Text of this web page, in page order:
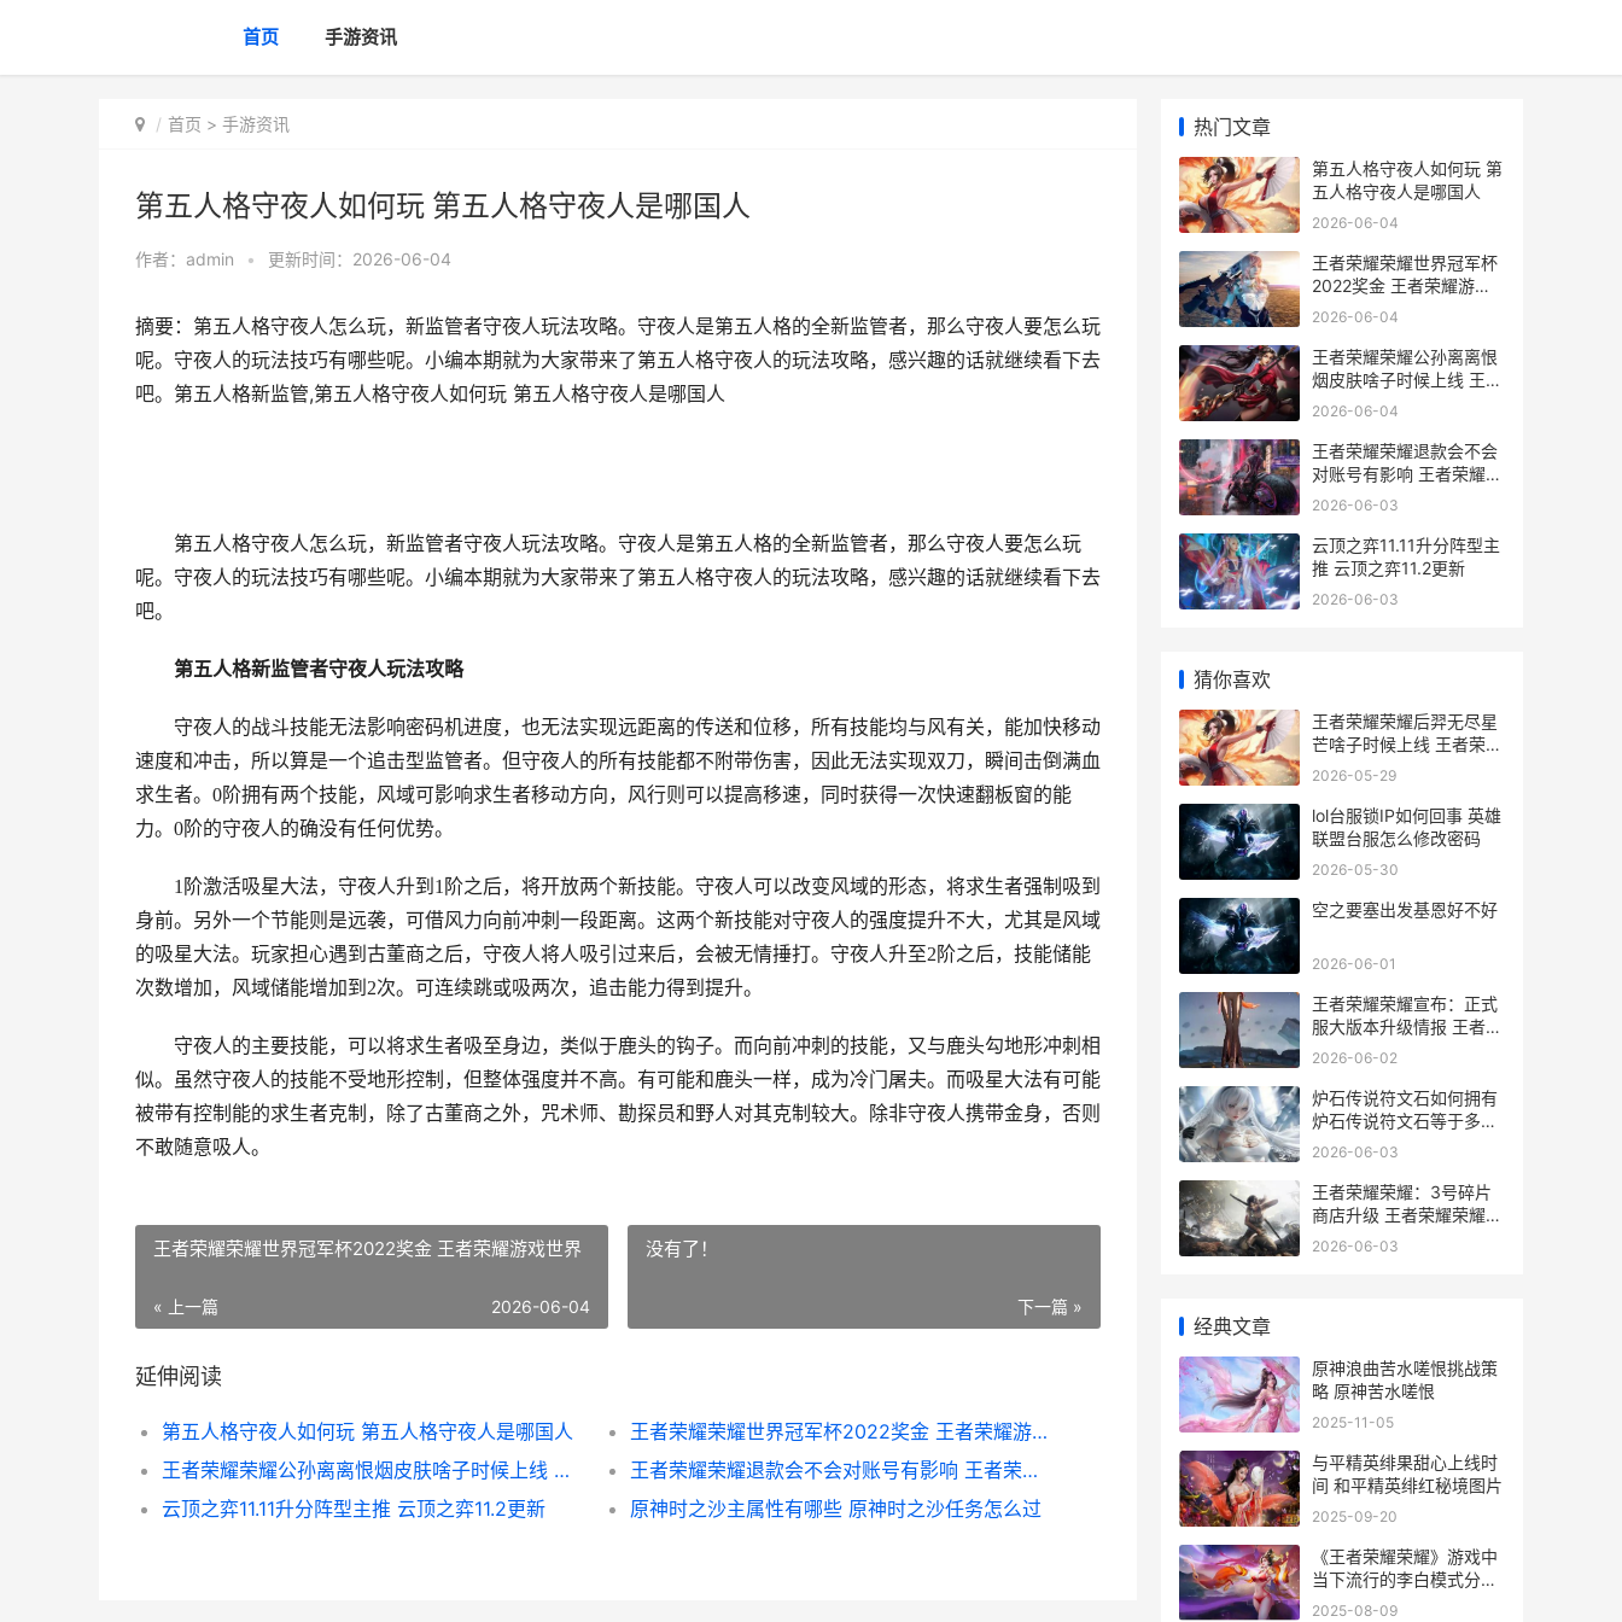
首页 手游资讯
首页 > 手游资讯
第五人格守夜人如何玩 第五人格守夜人是哪国人
作者： admin • 更新时间：2026-06-04
摘要：第五人格守夜人怎么玩，新监管者守夜人玩法攻略。守夜人是第五人格的全新监管者，那么守夜人要怎么玩
呢。守夜人的玩法技巧有哪些呢。小编本期就为大家带来了第五人格守夜人的玩法攻略，感兴趣的话就继续看下去
吧。第五人格新监管,第五人格守夜人如何玩 第五人格守夜人是哪国人
第五人格守夜人怎么玩，新监管者守夜人玩法攻略。守夜人是第五人格的全新监管者，那么守夜人要怎么玩
呢。守夜人的玩法技巧有哪些呢。小编本期就为大家带来了第五人格守夜人的玩法攻略，感兴趣的话就继续看下去
吧。
第五人格新监管者守夜人玩法攻略
守夜人的战斗技能无法影响密码机进度，也无法实现远距离的传送和位移，所有技能均与风有关，能加快移动
速度和冲击，所以算是一个追击型监管者。但守夜人的所有技能都不附带伤害，因此无法实现双刀，瞬间击倒满血
求生者。0阶拥有两个技能，风域可影响求生者移动方向，风行则可以提高移速，同时获得一次快速翻板窗的能
力。0阶的守夜人的确没有任何优势。
1阶激活吸星大法，守夜人升到1阶之后，将开放两个新技能。守夜人可以改变风域的形态，将求生者强制吸到
身前。另外一个节能则是远袭，可借风力向前冲刺一段距离。这两个新技能对守夜人的强度提升不大，尤其是风域
的吸星大法。玩家担心遇到古董商之后，守夜人将人吸引过来后，会被无情捶打。守夜人升至2阶之后，技能储能
次数增加，风域储能增加到2次。可连续跳或吸两次，追击能力得到提升。
守夜人的主要技能，可以将求生者吸至身边，类似于鹿头的钩子。而向前冲刺的技能，又与鹿头勾地形冲刺相
似。虽然守夜人的技能不受地形控制，但整体强度并不高。有可能和鹿头一样，成为冷门屠夫。而吸星大法有可能
被带有控制能的求生者克制，除了古董商之外，咒术师、勘探员和野人对其克制较大。除非守夜人携带金身，否则
不敢随意吸人。
王者荣耀荣耀世界冠军杯2022奖金 王者荣耀游戏世界
« 上一篇 2026-06-04
没有了！
下一篇 »
延伸阅读
第五人格守夜人如何玩 第五人格守夜人是哪国人
王者荣耀荣耀世界冠军杯2022奖金 王者荣耀游戏世界
王者荣耀荣耀公孙离离恨烟皮肤啥子时候上线 王者荣耀公寓
王者荣耀荣耀退款会不会对账号有影响 王者荣耀退游是什么意思
云顶之弈11.11升分阵型主推 云顶之弈11.2更新
原神时之沙主属性有哪些 原神时之沙任务怎么过
热门文章
第五人格守夜人如何玩 第
五人格守夜人是哪国人
2026-06-04
王者荣耀荣耀世界冠军杯
2022奖金 王者荣耀游戏
世界
2026-06-04
王者荣耀荣耀公孙离离恨
烟皮肤啥子时候上线 王者
荣耀公寓
2026-06-04
王者荣耀荣耀退款会不会
对账号有影响 王者荣耀退
游是什么意思
2026-06-03
云顶之弈11.11升分阵型主
推 云顶之弈11.2更新
2026-06-03
猜你喜欢
王者荣耀荣耀后羿无尽星
芒啥子时候上线 王者荣耀
荣耀后面的称号怎么改
2026-05-29
lol台服锁IP如何回事 英雄
联盟台服怎么修改密码
2026-05-30
空之要塞出发基恩好不好
2026-06-01
王者荣耀荣耀宣布：正式
服大版本升级情报 王者荣
耀的宣传动画
2026-06-02
炉石传说符文石如何拥有
炉石传说符文石等于多少
人民币
2026-06-03
王者荣耀荣耀：3号碎片
商店升级 王者荣耀荣耀战
区怎么修改别的地区
2026-06-03
经典文章
原神浪曲苦水嗟恨挑战策
略 原神苦水嗟恨
2025-11-05
与平精英绯果甜心上线时
间 和平精英绯红秘境图片
2025-09-20
《王者荣耀荣耀》游戏中
当下流行的李白模式分析
王者荣耀荣耀印记怎么得
2025-08-09